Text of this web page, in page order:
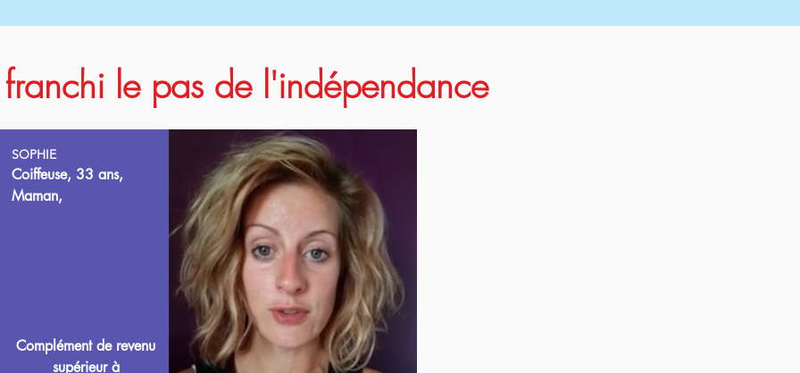
franchi le pas de l'indépendance
SOPHIE
Coiffeuse, 33 ans,
Maman,
Complément de revenu
supérieur à